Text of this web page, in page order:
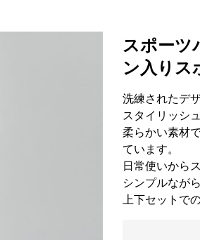
スポーツ
ン入りス
洗練されたデ
スタイリッシ
柔らかい素材
ています。
日常使いから
シンプルなが
上下セットで